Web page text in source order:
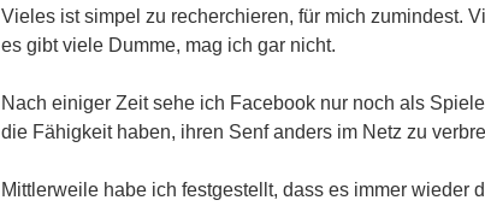
Vieles ist simpel zu recherchieren, für mich zumindest.
es gibt viele Dumme, mag ich gar nicht.
Nach einiger Zeit sehe ich Facebook nur noch als
die Fähigkeit haben, ihren Senf anders im Netz zu
Mittlerweile habe ich festgestellt, dass es immer wieder